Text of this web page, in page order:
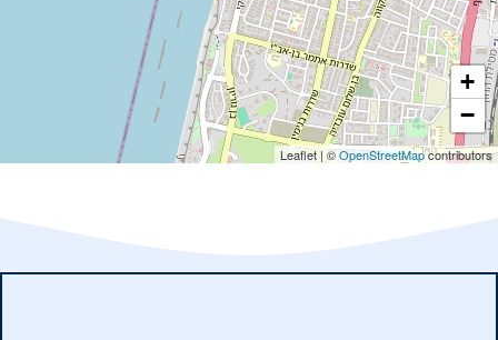
+
−
Leaflet| ©OpenStreetMapcontributors